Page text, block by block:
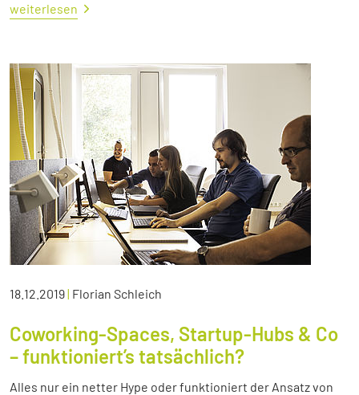
weiterlesen
18.12.2019| Florian Schleich
Coworking-Spaces, Startup-Hubs & Co
– funktioniert’s tatsächlich?
Alles nur ein netter Hype oder funktioniert der Ansatz von